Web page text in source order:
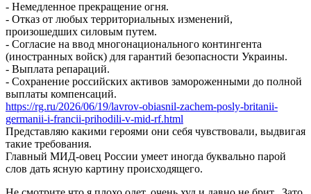
- Немедленное прекращение огня.
- Отказ от любых территориальных изменений,
произошедших силовым путем.
- Согласие на ввод многонационального контингента
(иностранных войск) для гарантий безопасности Украины.
- Выплата репараций.
- Сохранение российских активов замороженными до полной
выплаты компенсаций.
https://rg.ru/2026/06/19/lavrov-obiasnil-zachem-posly-britanii-
germanii-i-francii-prihodili-v-mid-rf.html
Представляю какими героями они себя чувствовали, выдвигая
такие требования.
Главный МИД-овец России умеет иногда буквально парой
слов дать ясную картину происходящего.